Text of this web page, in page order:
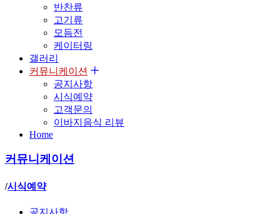
반찬류
고기류
모듬전
케이터링
갤러리
커뮤니케이션
공지사항
시식예약
고객문의
이바지음식 리뷰
Home
커뮤니케이션
/시식예약
공지사항